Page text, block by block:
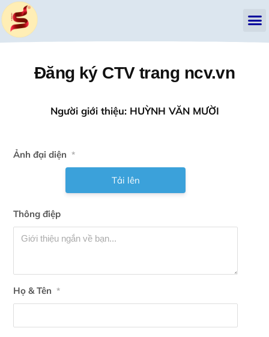
Đăng ký CTV trang ncv.vn
Người giới thiệu: HUỲNH VĂN MƯỜI
Ảnh đại diện *
Tải lên
Thông điệp
Họ & Tên *